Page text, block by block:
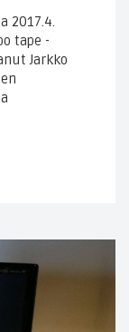
2017.4.
tape -
Jarkko